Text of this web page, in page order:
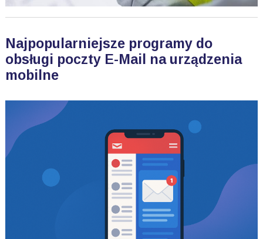
Najpopularniejsze programy do
obsługi poczty E-Mail na urządzenia
mobilne